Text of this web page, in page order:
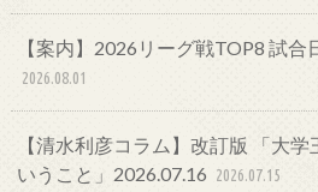
【案内】2026リーグ戦TOP8 試合
2026.08.01
【清水利彦コラム】改訂版 「大
いうこと」2026.07.16 2026.07.15